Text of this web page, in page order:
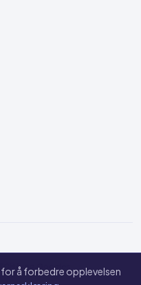
og Googles
for å forbedre opplevelsen